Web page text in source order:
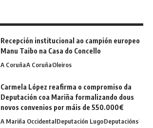
Recepción institucional ao campión europeo
Manu Taibo na Casa do Concello
A CoruñaA CoruñaOleiros
Carmela López reafirma o compromiso da
Deputación coa Mariña formalizando dous
novos convenios por máis de 550.000€
A Mariña OccidentalDeputación LugoDeputacións